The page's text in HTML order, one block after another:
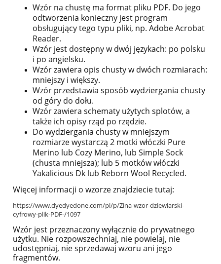
Wzór na chustę ma format pliku PDF. Do jego
odtworzenia konieczny jest program
obsługujący tego typu pliki, np. Adobe Acrobat
Reader.
Wzór jest dostępny w dwój językach: po polsku
i po angielsku.
Wzór zawiera opis chusty w dwóch rozmiarach:
mniejszy i większy.
Wzór przedstawia sposób wydziergania chusty
od góry do dołu.
Wzór zawiera schematy użytych splotów, a
także ich opisy rząd po rzędzie.
Do wydziergania chusty w mniejszym
rozmiarze wystarczą 2 motki włóczki Pure
Merino lub Cozy Merino, lub Simple Sock
(chusta mniejsza); lub 5 motków włóczki
Yakalicious Dk lub Reborn Wool Recycled.
Więcej informacji o wzorze znajdziecie tutaj:
https://www.dyedyedone.com/pl/p/Zina-wzor-dziewiarski-
cyfrowy-plik-PDF-/1097
Wzór jest przeznaczony wyłącznie do prywatnego
użytku. Nie rozpowszechniaj, nie powielaj, nie
udostępniaj, nie sprzedawaj wzoru ani jego
fragmentów.